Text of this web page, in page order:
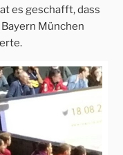
es geschafft, dass
München